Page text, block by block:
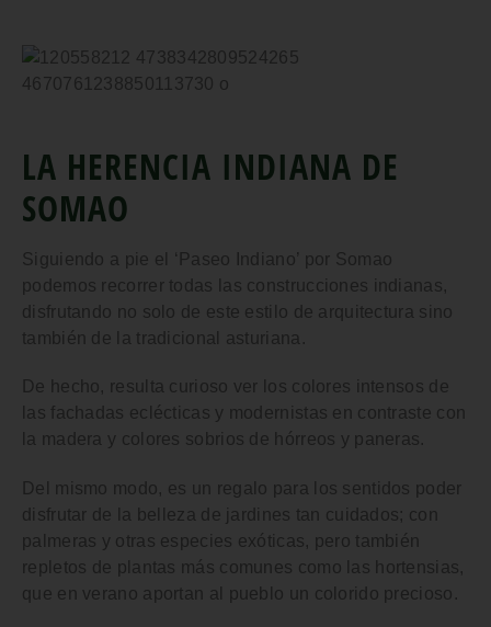
LA HERENCIA INDIANA DE
SOMAO
Siguiendo a pie el ‘Paseo Indiano’ por Somao
podemos recorrer todas las construcciones indianas,
disfrutando no solo de este estilo de arquitectura sino
también de la tradicional asturiana.
De hecho, resulta curioso ver los colores intensos de
las fachadas eclécticas y modernistas en contraste con
la madera y colores sobrios de hórreos y paneras.
Del mismo modo, es un regalo para los sentidos poder
disfrutar de la belleza de jardines tan cuidados; con
palmeras y otras especies exóticas, pero también
repletos de plantas más comunes como las hortensias,
que en verano aportan al pueblo un colorido precioso.